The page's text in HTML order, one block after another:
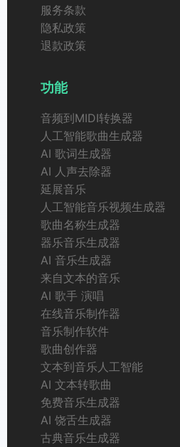
服务条款
隐私政策
退款政策
功能
音频到MIDI转换器
人工智能歌曲生成器
AI 歌词生成器
AI 人声去除器
延展音乐
人工智能音乐视频生成器
歌曲名称生成器
器乐音乐生成器
AI 音乐生成器
来自文本的音乐
AI 歌手 演唱
在线音乐制作器
音乐制作软件
歌曲创作器
文本到音乐人工智能
AI 文本转歌曲
免费音乐生成器
AI 饶舌生成器
古典音乐生成器